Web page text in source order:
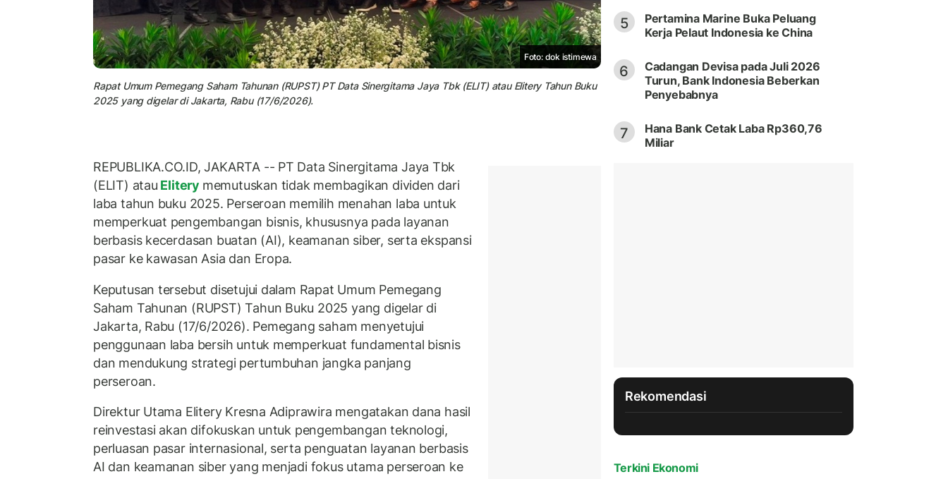
Foto: dok istimewa
Rapat Umum Pemegang Saham Tahunan (RUPST) PT Data Sinergitama Jaya Tbk (ELIT) atau Elitery Tahun Buku
2025 yang digelar di Jakarta, Rabu (17/6/2026).
REPUBLIKA.CO.ID, JAKARTA -- PT Data Sinergitama Jaya Tbk
(ELIT) atau Elitery memutuskan tidak membagikan dividen dari
laba tahun buku 2025. Perseroan memilih menahan laba untuk
memperkuat pengembangan bisnis, khususnya pada layanan
berbasis kecerdasan buatan (AI), keamanan siber, serta ekspansi
pasar ke kawasan Asia dan Eropa.
Keputusan tersebut disetujui dalam Rapat Umum Pemegang
Saham Tahunan (RUPST) Tahun Buku 2025 yang digelar di
Jakarta, Rabu (17/6/2026). Pemegang saham menyetujui
penggunaan laba bersih untuk memperkuat fundamental bisnis
dan mendukung strategi pertumbuhan jangka panjang
perseroan.
Direktur Utama Elitery Kresna Adiprawira mengatakan dana hasil
reinvestasi akan difokuskan untuk pengembangan teknologi,
perluasan pasar internasional, serta penguatan layanan berbasis
AI dan keamanan siber yang menjadi fokus utama perseroan ke
5
Pertamina Marine Buka Peluang
Kerja Pelaut Indonesia ke China
6
Cadangan Devisa pada Juli 2026
Turun, Bank Indonesia Beberkan
Penyebabnya
7
Hana Bank Cetak Laba Rp360,76
Miliar
Rekomendasi
Terkini Ekonomi